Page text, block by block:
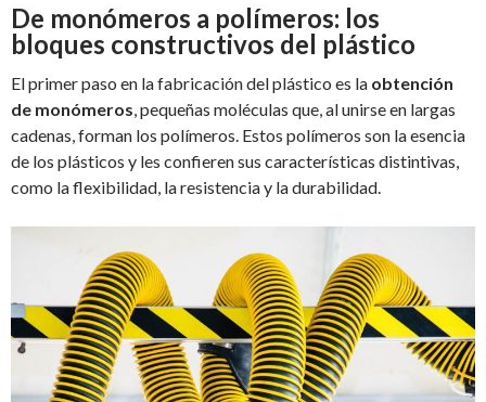
De monómeros a polímeros: los
bloques constructivos del plástico
El primer paso en la fabricación del plástico es la obtención
de monómeros , pequeñas moléculas que, al unirse en largas
cadenas, forman los polímeros. Estos polímeros son la esencia
de los plásticos y les confieren sus características distintivas,
como la flexibilidad, la resistencia y la durabilidad.